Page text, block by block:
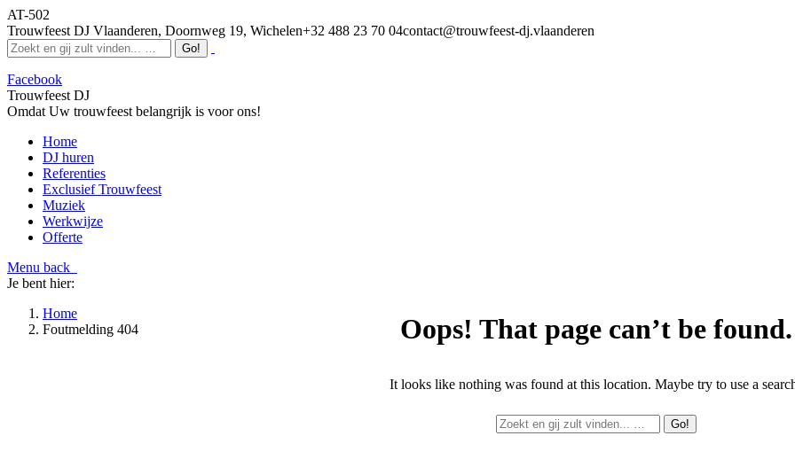
AT-502
Trouwfeest DJ Vlaanderen, Doornweg 19, Wichelen+32 488 23 70 04contact@trouwfeest-dj.vlaanderen
Facebook
Trouwfeest DJ
Omdat Uw trouwfeest belangrijk is voor ons!
Home
DJ huren
Referenties
Exclusief Trouwfeest
Muziek
Werkwijze
Offerte
Menu back
Je bent hier:
Home
Foutmelding 404
Oops! That page can’t be found.
It looks like nothing was found at this location. Maybe try to use a